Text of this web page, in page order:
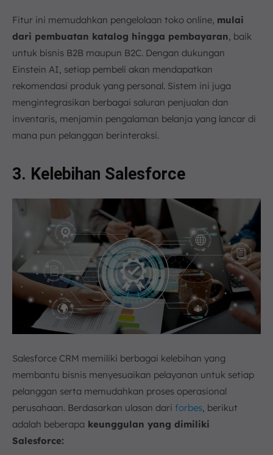
Fitur ini memudahkan pengelolaan toko online, mulai
dari pembuatan katalog hingga pembayaran, baik
untuk bisnis B2B maupun B2C. Dengan dukungan
Einstein AI, setiap pembeli akan mendapatkan
rekomendasi produk yang personal. Sistem ini juga
mengintegrasikan berbagai saluran penjualan dan
inventaris, menjamin pengalaman belanja yang lancar di
mana pun pelanggan berinteraksi.
3. Kelebihan Salesforce
Salesforce CRM memiliki berbagai kelebihan yang
membantu bisnis menyesuaikan pelayanan untuk setiap
pelanggan serta memudahkan proses operasional
perusahaan. Berdasarkan ulasan dari forbes , berikut
adalah beberapa keunggulan yang dimiliki
Salesforce: